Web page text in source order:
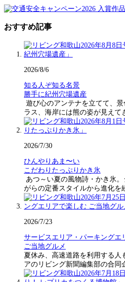
おすすめ記事
2026/8/6
知る人ぞ知る名景
勝手に紀州穴場遺産
遊び心のアンテナを立てて、
ラス、海岸には熊の姿が見えて
2026/7/30
ひんやりあま〜い
こだわりたっぷりかき氷
あつ～い夏の風物詩・かき氷
がらの定番スタイルから進化を
2026/7/23
サービスエリア・パーキングエ
ご当地グルメ
夏休み、高速道路を利用する人
アのリビング新聞編集部の合同